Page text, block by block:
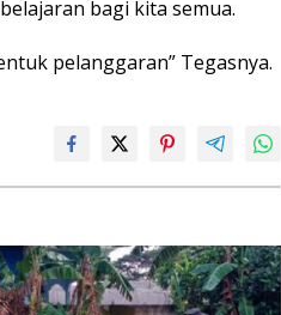
bagi kita semua.
pelanggaran” Tegasnya.